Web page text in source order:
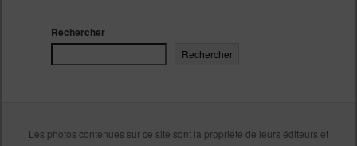
Rechercher
Rechercher
Les photos contenues sur ce site sont la propriété de leurs éditeurs et